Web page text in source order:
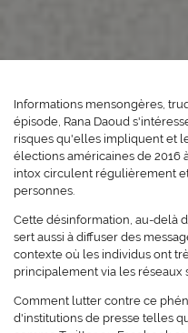
Informations mensongères,
épisode, Rana Daoud
risques qu'elles impliquent et
élections américaines de 2016
intox circulent régulièrement
personnes.
Cette désinformation, au-delà
sert aussi à diffuser des
contexte où les individus ont
principalement via les réseaux
Comment lutter contre ce
d'institutions de presse telles